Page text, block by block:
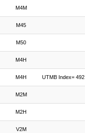
M4M
M45
M50
M4H
M4H UTMB Index= 492
M2M
M2H
V2M